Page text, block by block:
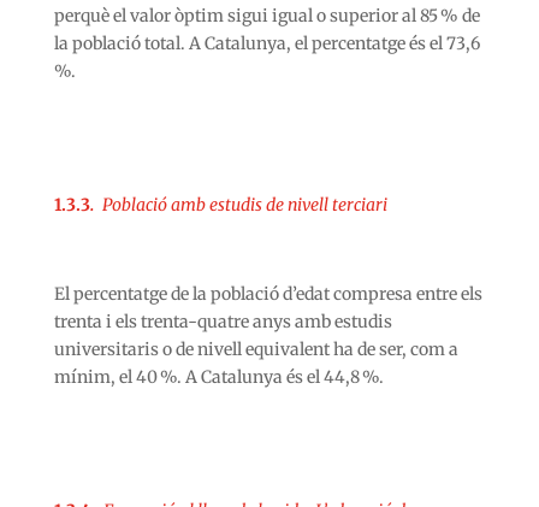
perquè el valor òptim sigui igual o superior al 85 % de
la població total. A Catalunya, el percentatge és el 73,6
%.
1.3.3. Població amb estudis de nivell terciari
El percentatge de la població d’edat compresa entre els
trenta i els trenta-quatre anys amb estudis
universitaris o de nivell equivalent ha de ser, com a
mínim, el 40 %. A Catalunya és el 44,8 %.